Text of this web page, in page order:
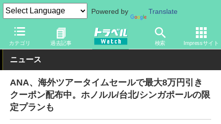
Powered by Translate
カテゴリ 過去記事 検索 Impressサイト
トラベル Watch 企業・政府・官庁 国内エアライン ANA
ニュース
ANA、海外ツアータイムセールで最大8万円引き
クーポン配布中。ホノルル/台北/シンガポールの限
定プランも